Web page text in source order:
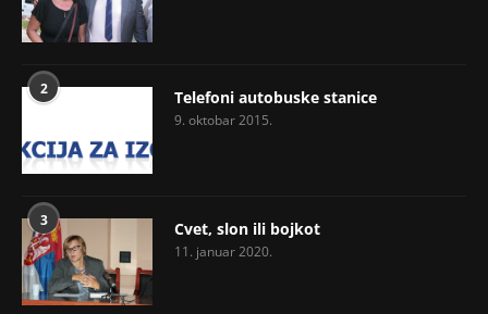
2 Telefoni autobuske stanice
9. oktobar 2015.
3 Cvet, slon ili bojkot
11. januar 2020.